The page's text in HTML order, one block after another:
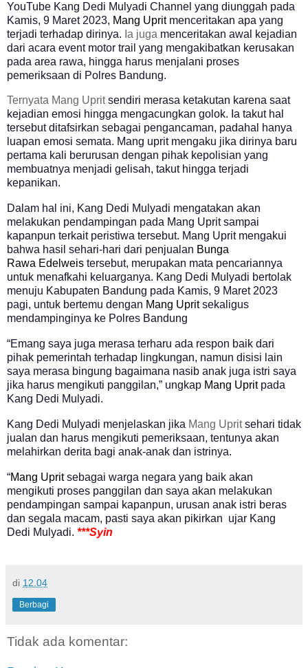
YouTube Kang Dedi Mulyadi Channel yang diunggah pada
Kamis, 9 Maret 2023, Mang Uprit menceritakan apa yang
terjadi terhadap dirinya. Ia juga menceritakan awal kejadian
dari acara event motor trail yang mengakibatkan kerusakan
pada area rawa, hingga harus menjalani proses
pemeriksaan di Polres Bandung.
Ternyata Mang Uprit sendiri merasa ketakutan karena saat
kejadian emosi hingga mengacungkan golok. Ia takut hal
tersebut ditafsirkan sebagai pengancaman, padahal hanya
luapan emosi semata. Mang uprit mengaku jika dirinya baru
pertama kali berurusan dengan pihak kepolisian yang
membuatnya menjadi gelisah, takut hingga terjadi
kepanikan.
Dalam hal ini, Kang Dedi Mulyadi mengatakan akan
melakukan pendampingan pada Mang Uprit sampai
kapanpun terkait peristiwa tersebut. Mang Uprit mengakui
bahwa hasil sehari-hari dari penjualan Bunga
Rawa Edelweis tersebut, merupakan mata pencariannya
untuk menafkahi keluarganya. Kang Dedi Mulyadi bertolak
menuju Kabupaten Bandung pada Kamis, 9 Maret 2023
pagi, untuk bertemu dengan Mang Uprit sekaligus
mendampinginya ke Polres Bandung
“Emang saya juga merasa terharu ada respon baik dari
pihak pemerintah terhadap lingkungan, namun disisi lain
saya merasa bingung bagaimana nasib anak juga istri saya
jika harus mengikuti panggilan,” ungkap Mang Upritpada
Kang Dedi Mulyadi.
Kang Dedi Mulyadi menjelaskan jika Mang Upritsehari tidak
jualan dan harus mengikuti pemeriksaan, tentunya akan
melahirkan derita bagi anak-anak dan istrinya.
“Mang Upritsebagai warga negara yang baik akan
mengikuti proses panggilan dan saya akan melakukan
pendampingan sampai kapanpun, urusan anak istri beras
dan segala macam, pasti saya akan pikirkan ujar Kang
Dedi Mulyadi. ***Syin
di 12.04
Berbagi
Tidak ada komentar: